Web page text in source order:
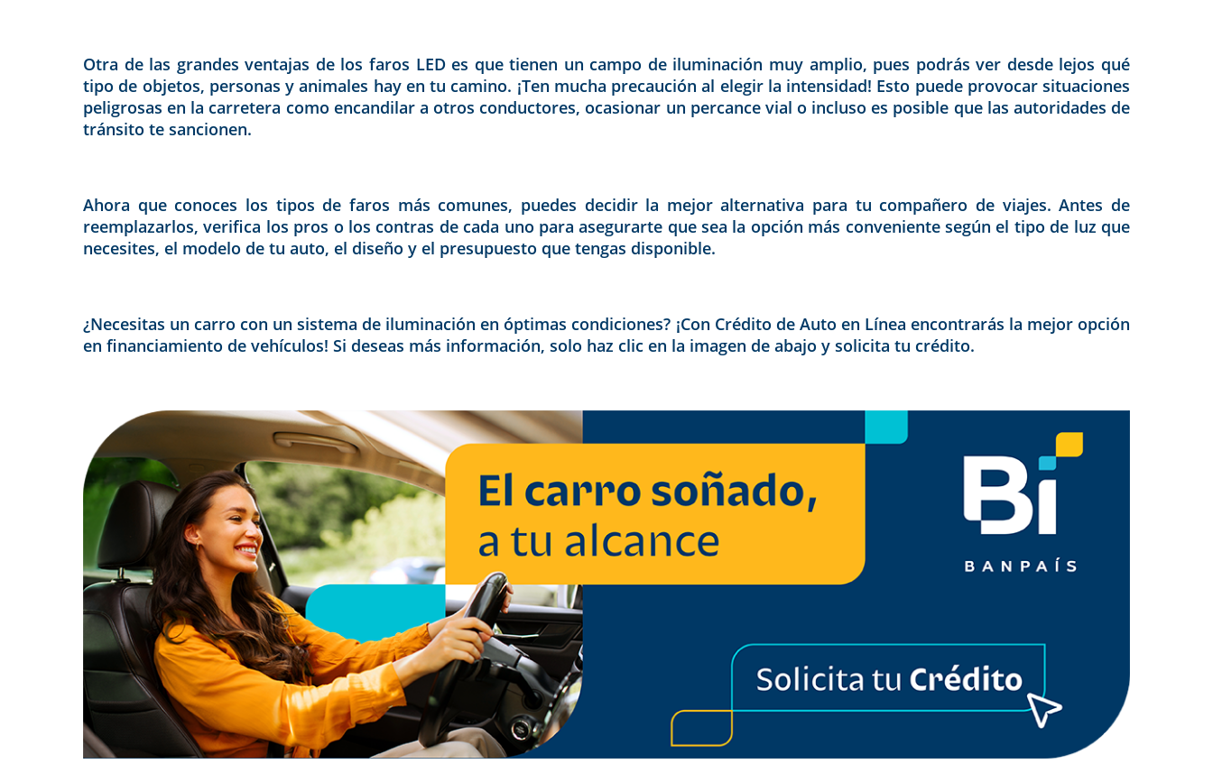
Otra de las grandes ventajas de los faros LED es que tienen un campo de iluminación muy amplio, pues podrás ver desde lejos qué
tipo de objetos, personas y animales hay en tu camino. ¡Ten mucha precaución al elegir la intensidad! Esto puede provocar situaciones
peligrosas en la carretera como encandilar a otros conductores, ocasionar un percance vial o incluso es posible que las autoridades de
tránsito te sancionen.
Ahora que conoces los tipos de faros más comunes, puedes decidir la mejor alternativa para tu compañero de viajes. Antes de
reemplazarlos, verifica los pros o los contras de cada uno para asegurarte que sea la opción más conveniente según el tipo de luz que
necesites, el modelo de tu auto, el diseño y el presupuesto que tengas disponible.
¿Necesitas un carro con un sistema de iluminación en óptimas condiciones? ¡Con Crédito de Auto en Línea encontrarás la mejor opción
en financiamiento de vehículos! Si deseas más información, solo haz clic en la imagen de abajo y solicita tu crédito.